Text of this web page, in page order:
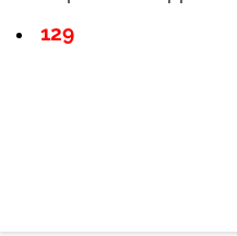
129